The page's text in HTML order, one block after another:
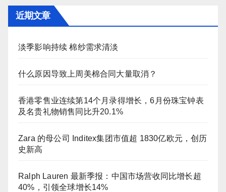
近期文章
淡季影响持续 棉纱需求清淡
什么原因导致上周美棉合同大量取消？
香港零售业连续第14个月录得增长，6月份珠宝钟表
及名贵礼物销售同比升20.1%
Zara 的母公司 Inditex集团市值超 1830亿欧元，创历
史新高
Ralph Lauren 最新季报：中国市场营收同比增长超
40%，引领全球增长14%